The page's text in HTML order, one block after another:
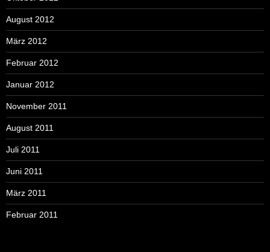
August 2012
März 2012
Februar 2012
Januar 2012
November 2011
August 2011
Juli 2011
Juni 2011
März 2011
Februar 2011